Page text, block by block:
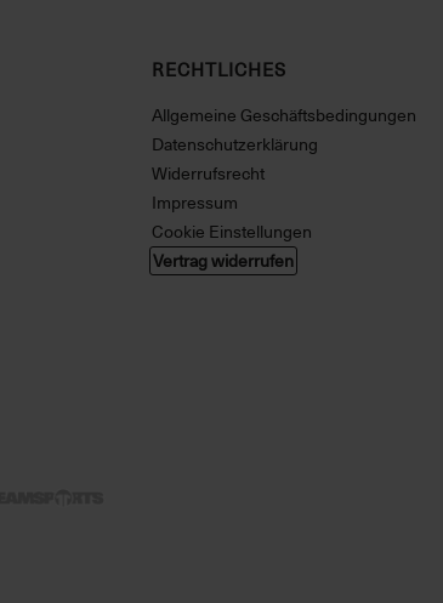
RECHTLICHES
Allgemeine Geschäftsbedingungen
Datenschutzerklärung
Widerrufsrecht
Impressum
Cookie Einstellungen
Vertrag widerrufen